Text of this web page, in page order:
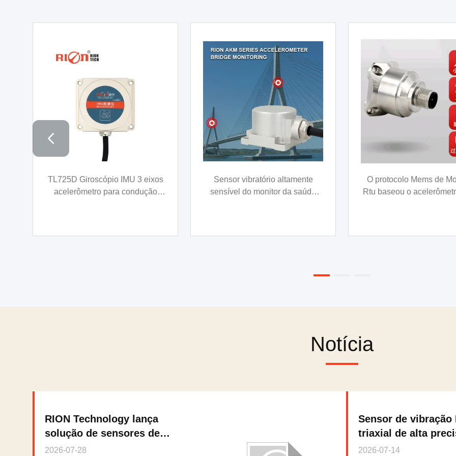
Medidor preciso do ângulo de
inclinação do sensor biaxial para
video
ACA616T&626 2 eixo
inclinômetro preciso com
Medidor de ângulo de
sem fio de duplo
Notícia
RION Technology lança
solução de sensores de
inclinação de precisão para
2026-07-28
Sensor de vibração
triaxial de alta
monitoramento de
2026-07-14